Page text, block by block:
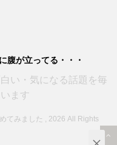
腹が立ってる・・・
い・気になる話題を毎
ます
てみました , 2026 All Rights